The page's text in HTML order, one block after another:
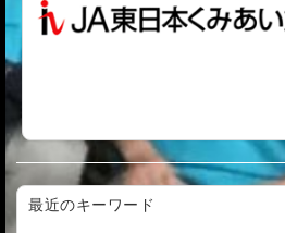
最近のキーワード